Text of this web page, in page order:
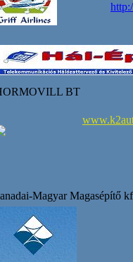
BT
Magyar Magasépítő